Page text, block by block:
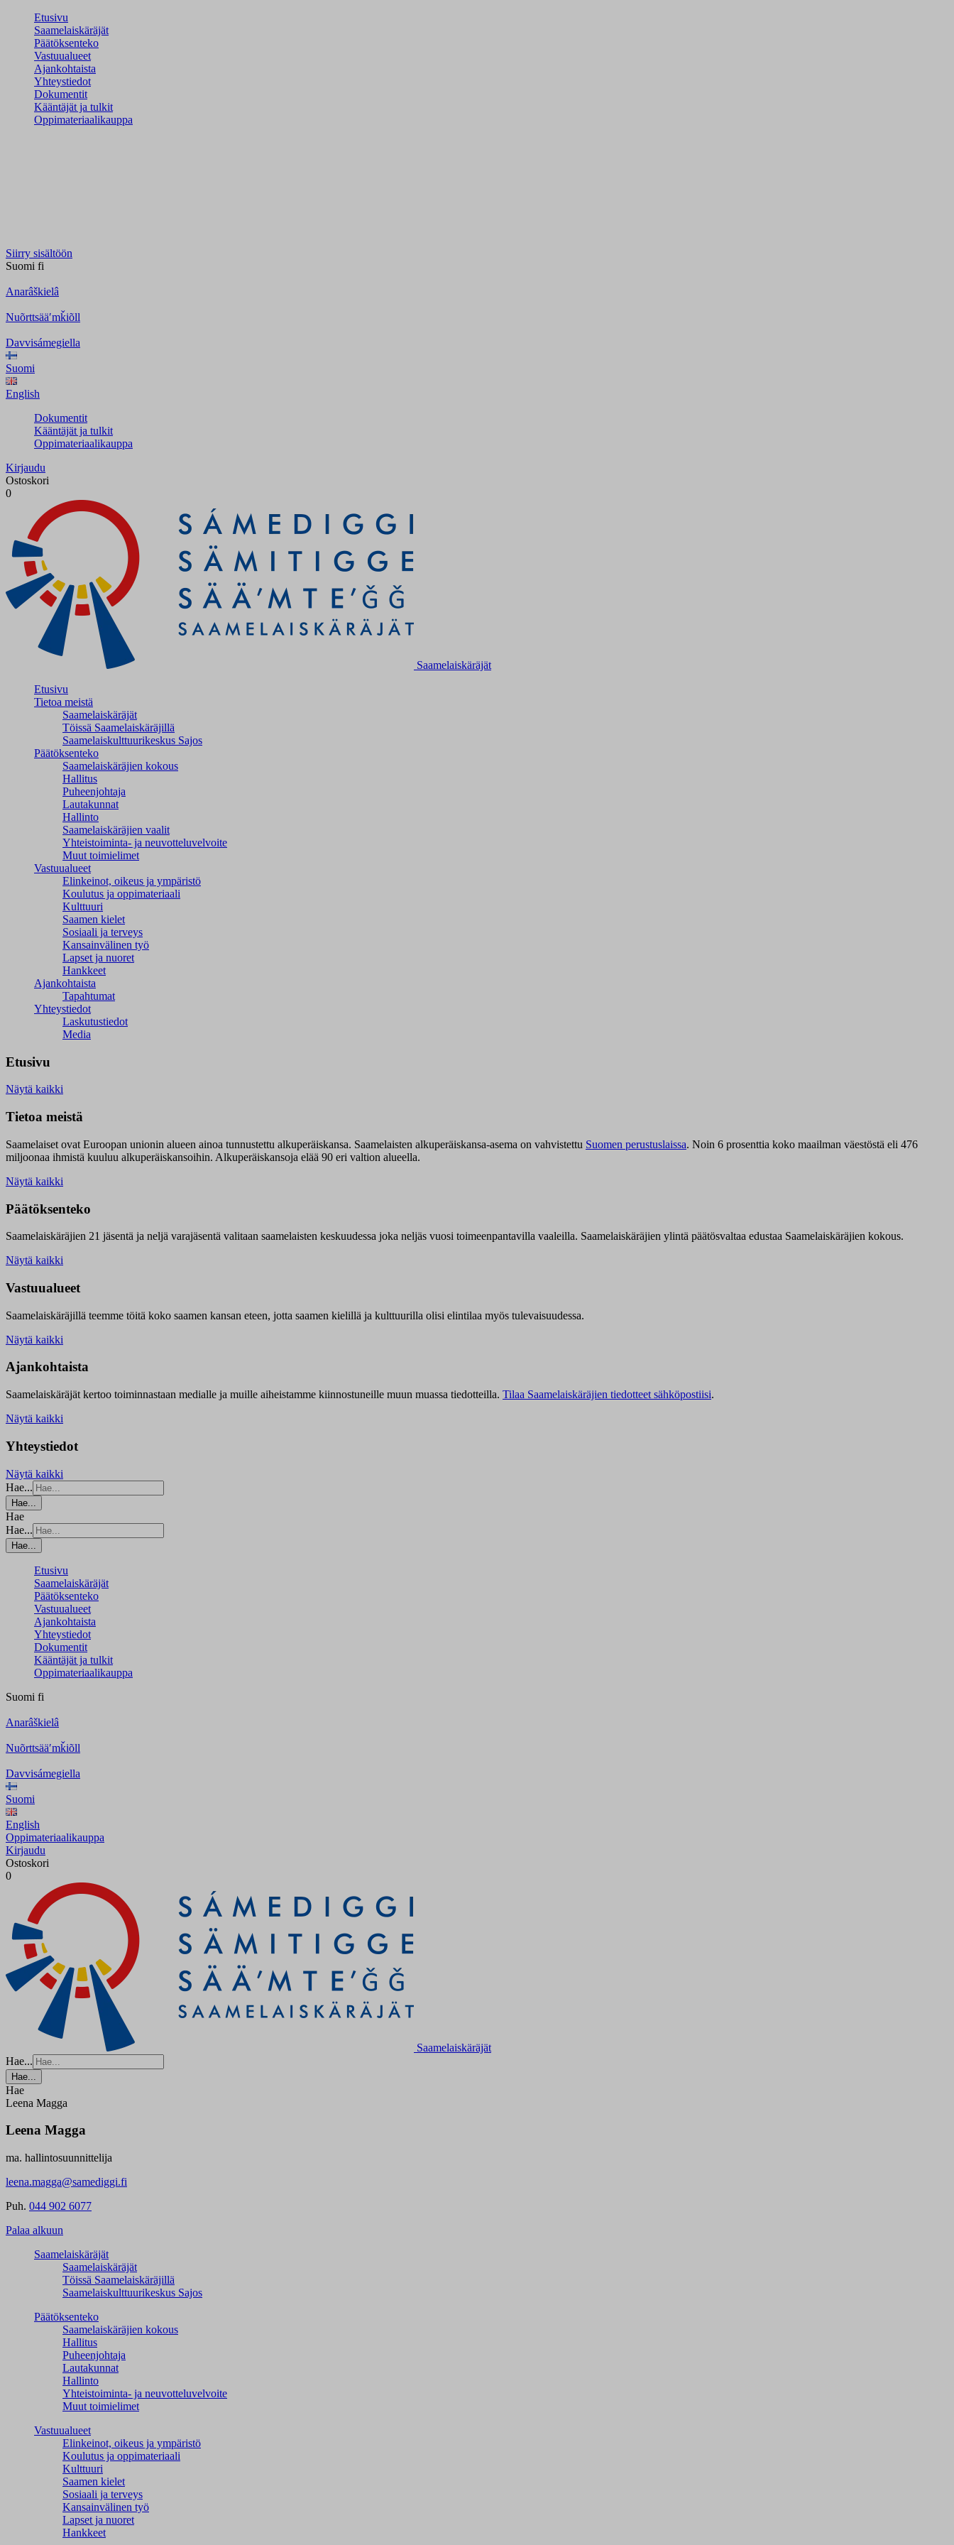
Etusivu
Saamelaiskäräjät
Päätöksenteko
Vastuualueet
Ajankohtaista
Yhteystiedot
Dokumentit
Kääntäjät ja tulkit
Oppimateriaalikauppa
Siirry sisältöön
Suomi fi
Anarâškielâ
Nuõrttsääʹmǩiõll
Davvisámegiella
Suomi
English
Dokumentit
Kääntäjät ja tulkit
Oppimateriaalikauppa
Kirjaudu
Ostoskori
0
Saamelaiskäräjät
Etusivu
Tietoa meistä
Saamelaiskäräjät
Töissä Saamelaiskäräjillä
Saamelaiskulttuuri­keskus Sajos
Päätöksenteko
Saamelaiskäräjien kokous
Hallitus
Puheenjohtaja
Lautakunnat
Hallinto
Saamelaiskäräjien vaalit
Yhteistoiminta- ja neuvotteluvelvoite
Muut toimielimet
Vastuualueet
Elinkeinot, oikeus ja ympäristö
Koulutus ja oppimateriaali
Kulttuuri
Saamen kielet
Sosiaali ja terveys
Kansainvälinen työ
Lapset ja nuoret
Hankkeet
Ajankohtaista
Tapahtumat
Yhteystiedot
Laskutustiedot
Media
Etusivu
Näytä kaikki
Tietoa meistä
Saamelaiset ovat Euroopan unionin alueen ainoa tunnustettu alkuperäiskansa. Saamelaisten alkuperäiskansa-asema on vahvistettu Suomen perustuslaissa. Noin 6 prosenttia koko maailman väestöstä eli 476
miljoonaa ihmistä kuuluu alkuperäiskansoihin. Alkuperäiskansoja elää 90 eri valtion alueella.
Näytä kaikki
Päätöksenteko
Saamelaiskäräjien 21 jäsentä ja neljä varajäsentä valitaan saamelaisten keskuudessa joka neljäs vuosi toimeenpantavilla vaaleilla. Saamelaiskäräjien ylintä päätösvaltaa edustaa Saamelaiskäräjien kokous.
Näytä kaikki
Vastuualueet
Saamelaiskäräjillä teemme töitä koko saamen kansan eteen, jotta saamen kielillä ja kulttuurilla olisi elintilaa myös tulevaisuudessa.
Näytä kaikki
Ajankohtaista
Saamelaiskäräjät kertoo toiminnastaan medialle ja muille aiheistamme kiinnostuneille muun muassa tiedotteilla. Tilaa Saamelaiskäräjien tiedotteet sähköpostiisi.
Näytä kaikki
Yhteystiedot
Näytä kaikki
Hae...
Hae...
Hae
Hae...
Hae...
Etusivu
Saamelaiskäräjät
Päätöksenteko
Vastuualueet
Ajankohtaista
Yhteystiedot
Dokumentit
Kääntäjät ja tulkit
Oppimateriaalikauppa
Suomi fi
Anarâškielâ
Nuõrttsääʹmǩiõll
Davvisámegiella
Suomi
English
Oppimateriaalikauppa
Kirjaudu
Ostoskori
0
Saamelaiskäräjät
Hae...
Hae...
Hae
Leena Magga
Leena Magga
ma. hallintosuunnittelija
leena.magga@samediggi.fi
Puh. 044 902 6077
Palaa alkuun
Saamelaiskäräjät
Saamelaiskäräjät
Töissä Saamelaiskäräjillä
Saamelaiskulttuuri­keskus Sajos
Päätöksenteko
Saamelaiskäräjien kokous
Hallitus
Puheenjohtaja
Lautakunnat
Hallinto
Yhteistoiminta- ja neuvotteluvelvoite
Muut toimielimet
Vastuualueet
Elinkeinot, oikeus ja ympäristö
Koulutus ja oppimateriaali
Kulttuuri
Saamen kielet
Sosiaali ja terveys
Kansainvälinen työ
Lapset ja nuoret
Hankkeet